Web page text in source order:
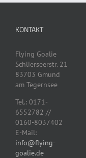
können
Produktseite
gewählt
werden
KONTAKT
Flying Goalie
Schlierseerstr. 21
83703 Gmund
am Tegernsee
Tel.: 0171-
6552782 //
0160-8037402
E-Mail:
info@flying-
goalie.de